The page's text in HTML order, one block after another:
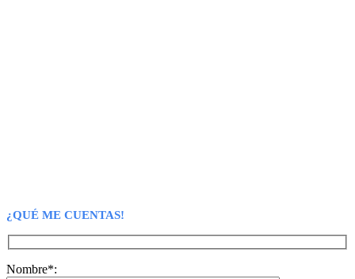
¿QUÉ ME CUENTAS!
Nombre*: